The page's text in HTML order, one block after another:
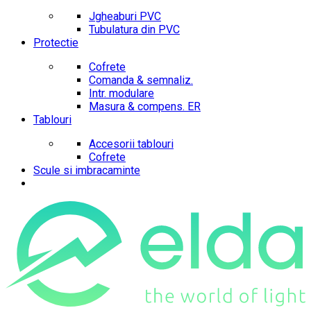
Jgheaburi PVC
Tubulatura din PVC
Protectie
Cofrete
Comanda & semnaliz.
Intr. modulare
Masura & compens. ER
Tablouri
Accesorii tablouri
Cofrete
Scule si imbracaminte